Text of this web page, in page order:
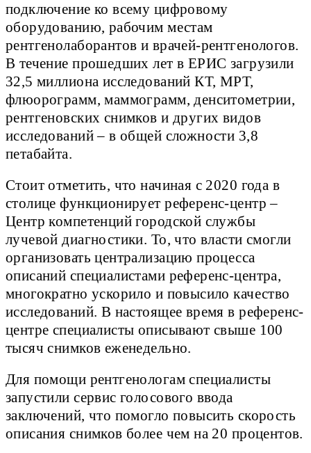
подключение ко всему цифровому
оборудованию, рабочим местам
рентгенолаборантов и врачей-рентгенологов.
В течение прошедших лет в ЕРИС загрузили
32,5 миллиона исследований КТ, МРТ,
флюорограмм, маммограмм, денситометрии,
рентгеновских снимков и других видов
исследований – в общей сложности 3,8
петабайта.
Стоит отметить, что начиная с 2020 года в
столице функционирует референс-центр –
Центр компетенций городской службы
лучевой диагностики. То, что власти смогли
организовать централизацию процесса
описаний специалистами референс-центра,
многократно ускорило и повысило качество
исследований. В настоящее время в референс-
центре специалисты описывают свыше 100
тысяч снимков еженедельно.
Для помощи рентгенологам специалисты
запустили сервис голосового ввода
заключений, что помогло повысить скорость
описания снимков более чем на 20 процентов.